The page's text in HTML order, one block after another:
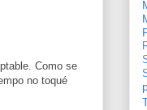
Como se
no toqué